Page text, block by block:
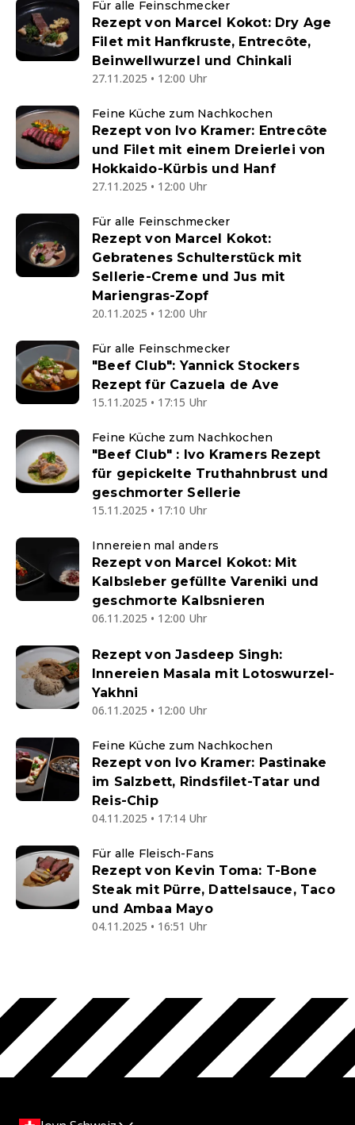
Für alle Feinschmecker
Rezept von Marcel Kokot: Dry Age
Filet mit Hanfkruste, Entrecôte,
Beinwellwurzel und Chinkali
27.11.2025 • 12:00 Uhr
Feine Küche zum Nachkochen
Rezept von Ivo Kramer: Entrecôte
und Filet mit einem Dreierlei von
Hokkaido-Kürbis und Hanf
27.11.2025 • 12:00 Uhr
Für alle Feinschmecker
Rezept von Marcel Kokot:
Gebratenes Schulterstück mit
Sellerie-Creme und Jus mit
Mariengras-Zopf
20.11.2025 • 12:00 Uhr
Für alle Feinschmecker
"Beef Club": Yannick Stockers
Rezept für Cazuela de Ave
15.11.2025 • 17:15 Uhr
Feine Küche zum Nachkochen
"Beef Club" : Ivo Kramers Rezept
für gepickelte Truthahnbrust und
geschmorter Sellerie
15.11.2025 • 17:10 Uhr
Innereien mal anders
Rezept von Marcel Kokot: Mit
Kalbsleber gefüllte Vareniki und
geschmorte Kalbsnieren
06.11.2025 • 12:00 Uhr
Rezept von Jasdeep Singh:
Innereien Masala mit Lotoswurzel-
Yakhni
06.11.2025 • 12:00 Uhr
Feine Küche zum Nachkochen
Rezept von Ivo Kramer: Pastinake
im Salzbett, Rindsfilet-Tatar und
Reis-Chip
04.11.2025 • 17:14 Uhr
Für alle Fleisch-Fans
Rezept von Kevin Toma: T-Bone
Steak mit Pürre, Dattelsauce, Taco
und Ambaa Mayo
04.11.2025 • 16:51 Uhr